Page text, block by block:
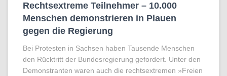
Rechtsextreme Teilnehmer – 10.000
Menschen demonstrieren in Plauen
gegen die Regierung
Bei Protesten in Sachsen haben Tausende Menschen
den Rücktritt der Bundesregierung gefordert. Unter den
Demonstranten waren auch die rechtsextremen »Freien